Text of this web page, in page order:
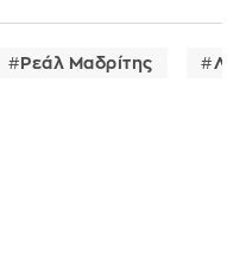
Ρεάλ Μαδρίτης